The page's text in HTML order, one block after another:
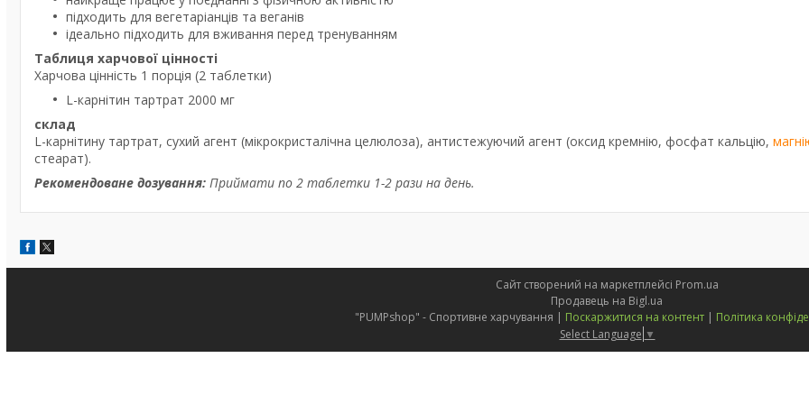
підходить для вегетаріанців та веганів
ідеально підходить для вживання перед тренуванням
Таблиця харчової цінності
Харчова цінність 1 порція (2 таблетки)
L-карнітин тартрат 2000 мг
склад
L-карнітину тартрат, сухий агент (мікрокристалічна целюлоза), антистежуючий агент (оксид кремнію, фосфат кальцію,
стеарат).
Рекомендоване дозування: Приймати по 2 таблетки 1-2 рази на день.
Сайт створений на маркетплейсі Prom.ua
Продавець на Bigl.ua
"PUMPshop" - Спортивне харчування | Поскаржитися на контент | Політика
Select Language ▼